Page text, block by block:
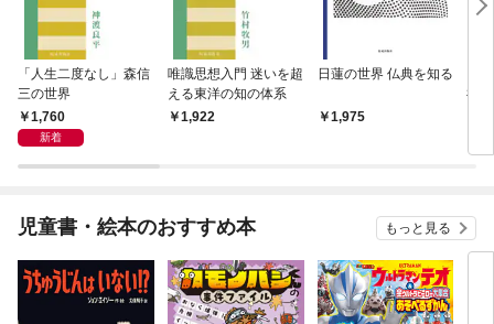
「人生二度なし」森信
三の世界
1,760
新着
唯識思想入門 迷いを超
える東洋の知の体系
1,922
日蓮の世界 仏典を知る
1,975
禅
児童書・絵本のおすすめ本 もっと見る